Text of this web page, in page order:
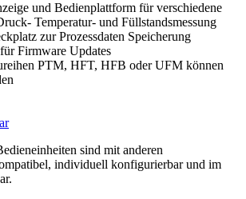
und Bedienplattform für verschiedene
Temperatur- und Füllstandsmessung
zur Prozessdaten Speicherung
Firmware Updates
PTM, HFT, HFB oder UFM können
sind mit anderen
individuell konfigurierbar und im